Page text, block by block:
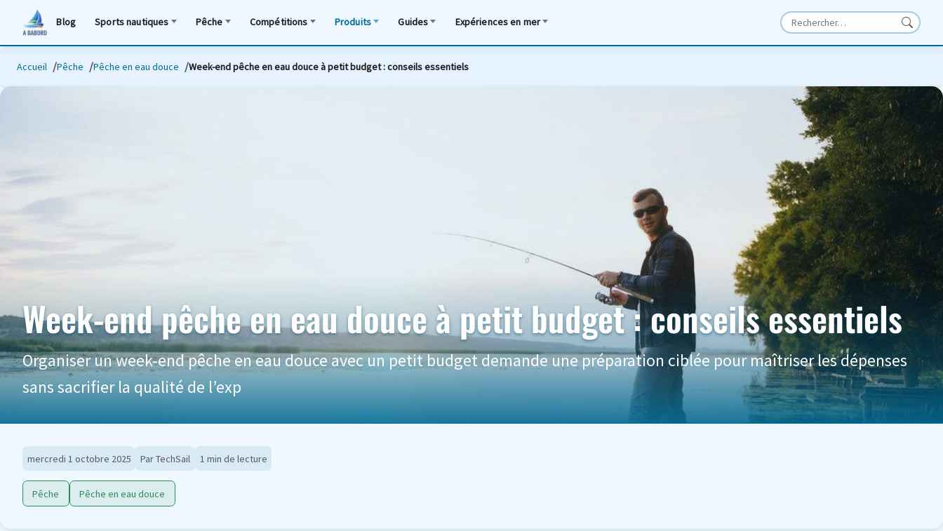
Blog Sports nautiques Pêche Compétitions Produits Guides Expériences en mer
Accueil Pêche Pêche en eau douce Week-end pêche en eau douce à petit budget : conseils essentiels
Week-end pêche en eau douce à petit budget : conseils essentiels
Organiser un week-end pêche en eau douce avec un petit budget demande une préparation ciblée pour maîtriser les dépenses
sans sacrifier la qualité de l’exp
mercredi 1 octobre 2025 Par TechSail 1 min de lecture
Pêche Pêche en eau douce